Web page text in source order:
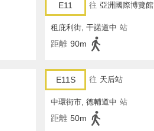
E11 往 亞洲國際博覽館
租庇利街, 干諾道中 站
距離 90m
E11S 往 天后站
中環街市, 德輔道中 站
距離 50m